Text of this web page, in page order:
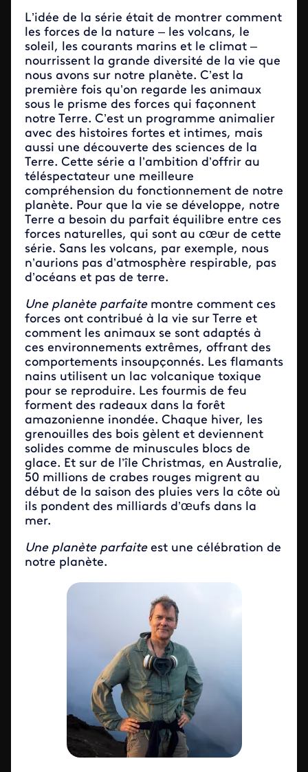
L’idée de la série était de montrer comment
les forces de la nature – les volcans, le
soleil, les courants marins et le climat –
nourrissent la grande diversité de la vie que
nous avons sur notre planète. C’est la
première fois qu’on regarde les animaux
sous le prisme des forces qui façonnent
notre Terre. C’est un programme animalier
avec des histoires fortes et intimes, mais
aussi une découverte des sciences de la
Terre. Cette série a l’ambition d’offrir au
téléspectateur une meilleure
compréhension du fonctionnement de notre
planète. Pour que la vie se développe, notre
Terre a besoin du parfait équilibre entre ces
forces naturelles, qui sont au cœur de cette
série. Sans les volcans, par exemple, nous
n’aurions pas d’atmosphère respirable, pas
d’océans et pas de terre.
Une planète parfaitemontre comment ces
forces ont contribué à la vie sur Terre et
comment les animaux se sont adaptés à
ces environnements extrêmes, offrant des
comportements insoupçonnés. Les flamants
nains utilisent un lac volcanique toxique
pour se reproduire. Les fourmis de feu
forment des radeaux dans la forêt
amazonienne inondée. Chaque hiver, les
grenouilles des bois gèlent et deviennent
solides comme de minuscules blocs de
glace. Et sur de l’île Christmas, en Australie,
50 millions de crabes rouges migrent au
début de la saison des pluies vers la côte où
ils pondent des milliards d’œufs dans la
mer.
Une planète parfaiteest une célébration de
notre planète.